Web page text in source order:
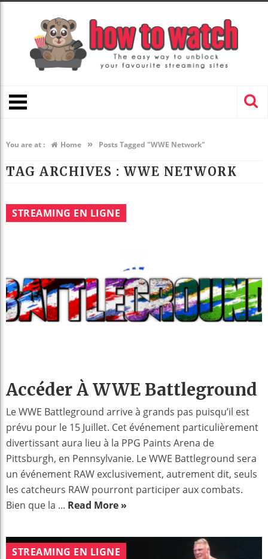
You are at : Home » Posts Tagged "WWE Network"
TAG ARCHIVES : WWE NETWORK
STREAMING EN LIGNE
Accéder À WWE Battleground
Le WWE Battleground arrive à grands pas puisqu’il est
prévu pour le 15 Juillet. Cet événement particulièrement
divertissant aura lieu à la PPG Paints Arena de
Pittsburgh, en Pennsylvanie. Le WWE Battleground sera
un événement RAW exclusivement, autrement dit, seuls
les catcheurs RAW pourront participer aux combats.
Bien que la ... Read More »
STREAMING EN LIGNE